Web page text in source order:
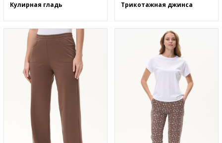
Кулирная гладь Трикотажная джинса